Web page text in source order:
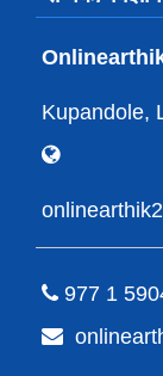
Kupandole,
977 1